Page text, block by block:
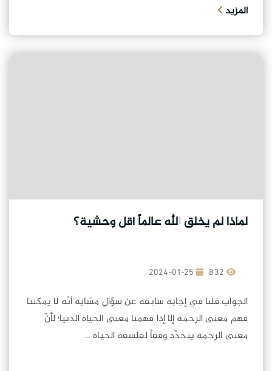
المزيد
لماذا لم يخلق الله عالماً أقل وحشية؟
2024-01-25
الجواب:قلنا في إجابة سابقة عن سؤال مشابه أنّه لا يمكننا
فهم معنى الرحمة إلا إذا فهمنا معنى الحياة الدنيا؛ لأنّ
معنى الرحمة يتحدّد وفقاً لفلسفة الحياة ...